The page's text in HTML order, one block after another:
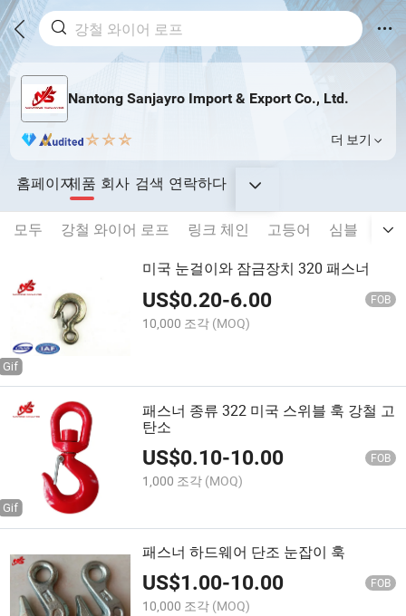
Nantong Sanjayro Import & Export Co., Ltd.
더 보기
홈페이지제품 회사 검색 연락하다
모두 강철 와이어 로프 링크 체인 고등어 심블
연
미국 눈걸이와 잠금장치 320 패스너
US$0.20-6.00 FOB
10,000 조각 (MOQ)
패스너 종류 322 미국 스위블 훅 강철 고
탄소
US$0.10-10.00 FOB
1,000 조각 (MOQ)
패스너 하드웨어 단조 눈잡이 훅
US$1.00-10.00 FOB
10,000 조각 (MOQ)